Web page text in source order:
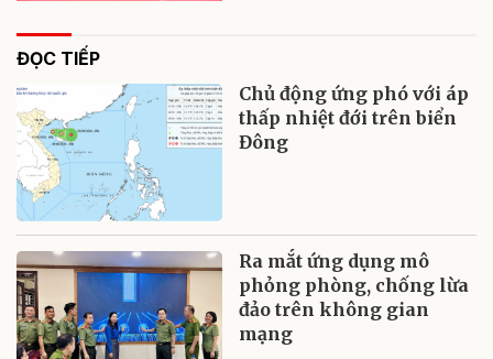
ĐỌC TIẾP
Chủ động ứng phó với áp
thấp nhiệt đới trên biển
Đông
Ra mắt ứng dụng mô
phỏng phòng, chống lừa
đảo trên không gian
mạng